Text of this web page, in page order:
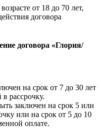
от 18 до 70 лет,
договора
договора «Глория/
на срок от 7 до 30 лет
рассрочку.
заключен на срок 5 или
или на срок от 5 до 10
оплате.